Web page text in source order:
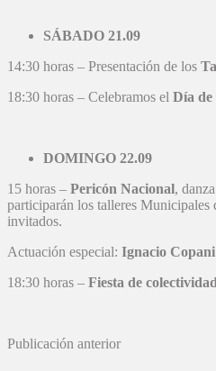
SÁBADO 21.09
14:30 horas – Presentación de los
18:30 horas – Celebramos el Día de
DOMINGO 22.09
15 horas – Pericón Nacional,
participarán los talleres
invitados.
Actuación especial: ⁠ Ignacio Copani
18:30 horas – Fiesta de
Publicación anterior